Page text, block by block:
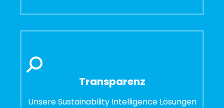
Transparenz
Unsere Sustainability Intelligence Lösungen